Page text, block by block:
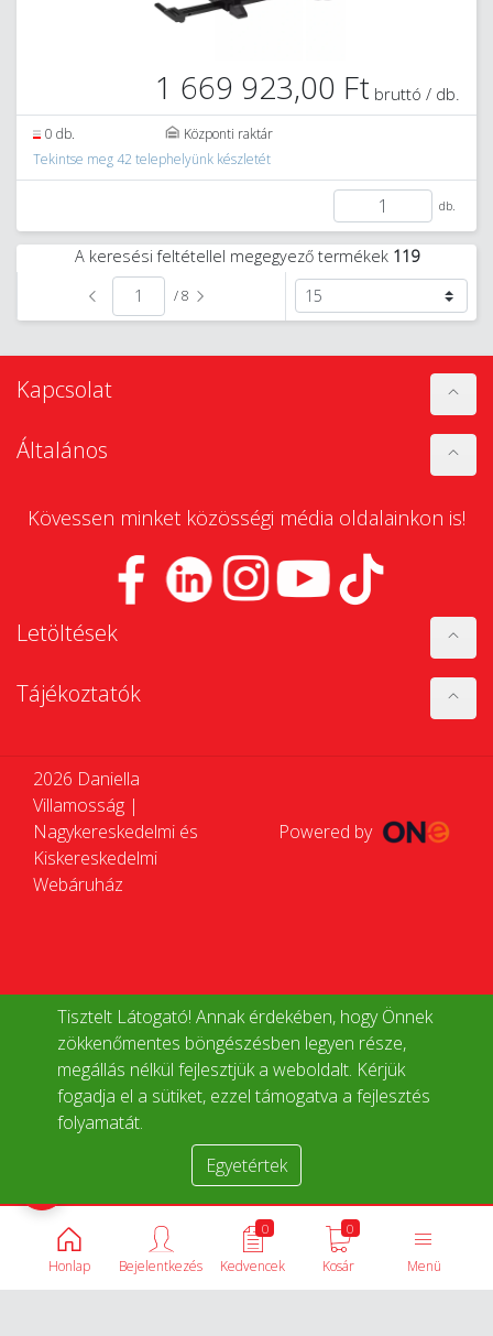
Tisztelt Látogató! Annak érdekében, hogy Önnek
zökkenőmentes böngészésben legyen része,
megállás nélkül fejlesztjük a weboldalt. Kérjük
fogadja el a sütiket, ezzel támogatva a fejlesztés
folyamatát.
Egyetértek
1 669 923,00 Ft bruttó / db.
0 db.
Központi raktár
Tekintse meg 42 telephelyünk készletét
db.
A keresési feltétellel megegyező termékek 119
/ 8
Kapcsolat
Általános
Kövessen minket közösségi média oldalainkon is!
Letöltések
Tájékoztatók
2026 Daniella
Villamosság |
Nagykereskedelmi és
Kiskereskedelmi
Webáruház
Powered by
Honlap Menü
0
Kosár
0
Kedvencek
Bejelentkezés
Termékek összehasonlítása